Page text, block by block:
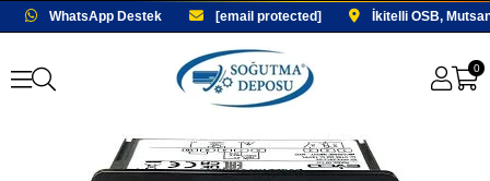
WhatsApp Destek [email protected] İkitelli OSB,
0